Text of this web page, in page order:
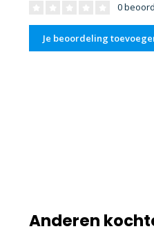
0
Je beoordeling
Anderen